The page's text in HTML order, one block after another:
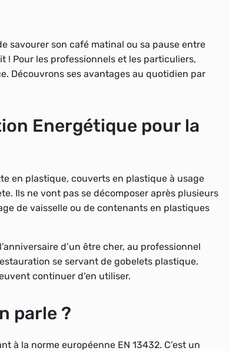
savourer son café matinal ou sa pause entre
Pour les professionnels et les particuliers,
Découvrons ses avantages au quotidien par
Energétique pour la
en plastique, couverts en plastique à usage
Ils ne vont pas se décomposer après plusieurs
de vaisselle ou de contenants en plastiques
d’un être cher, au professionnel
se servant de gobelets plastique.
continuer d’en utiliser.
parle ?
à la norme européenne EN 13432. C’est un